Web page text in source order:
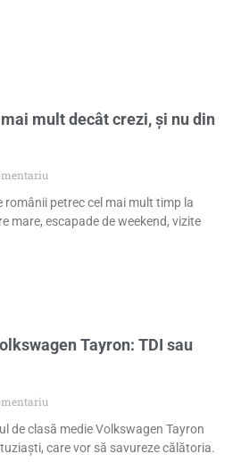
mult decât crezi, și nu din
românii petrec cel mai mult timp la
mare, escapade de weekend, vizite
Tayron: TDI sau
de clasă medie Volkswagen Tayron
care vor să savureze călătoria.